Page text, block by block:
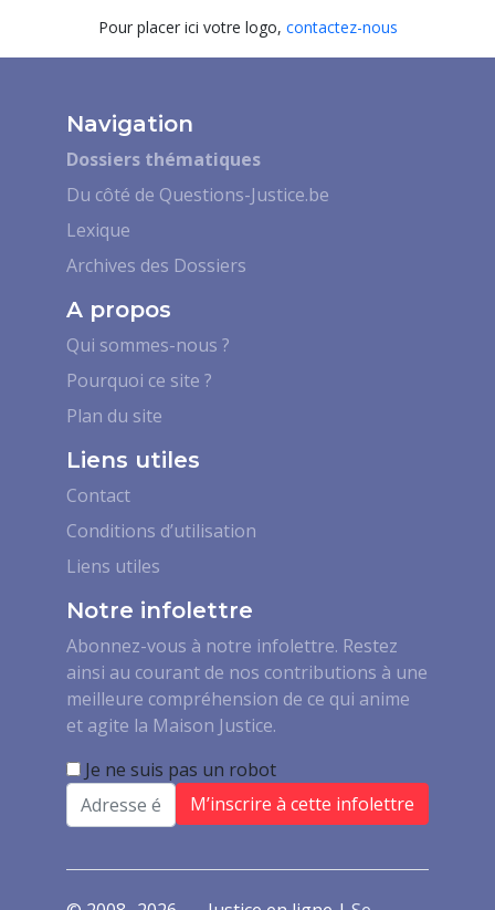
Pour placer ici votre logo, contactez-nous
Navigation
Dossiers thématiques
Du côté de Questions-Justice.be
Lexique
Archives des Dossiers
A propos
Qui sommes-nous ?
Pourquoi ce site ?
Plan du site
Liens utiles
Contact
Conditions d’utilisation
Liens utiles
Notre infolettre
Abonnez-vous à notre infolettre. Restez
ainsi au courant de nos contributions à une
meilleure compréhension de ce qui anime
et agite la Maison Justice.
Je ne suis pas un robot
Email